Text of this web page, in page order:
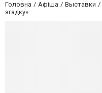
Головна Афіша Выставки
згадку»